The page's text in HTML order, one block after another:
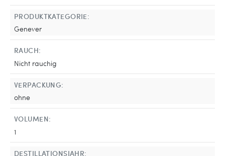
PRODUKTKATEGORIE:
Genever
RAUCH:
Nicht rauchig
VERPACKUNG:
ohne
VOLUMEN:
1
DESTILLATIONSJAHR: